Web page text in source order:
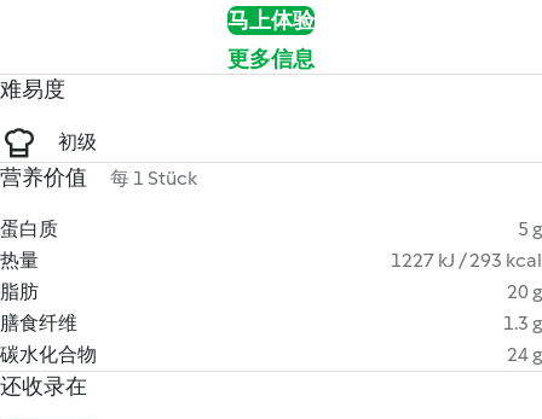
马上体验
更多信息
难易度
初级
营养价值 每 1 Stück
蛋白质
5 g
热量
1227 kJ / 293 kcal
脂肪
20 g
膳食纤维
1.3 g
碳水化合物
24 g
还收录在